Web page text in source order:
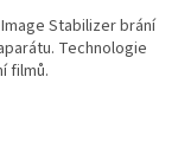
Stabilizer brání
Technologie
filmů.